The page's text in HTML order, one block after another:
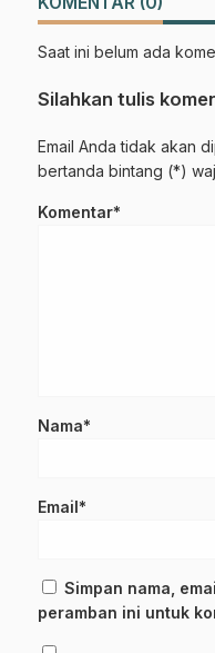
Saat ini belum ada
Silahkan tulis
Email Anda tidak akan
bertanda bintang (*)
Komentar*
Nama*
Email*
Simpan nama,
peramban ini untuk